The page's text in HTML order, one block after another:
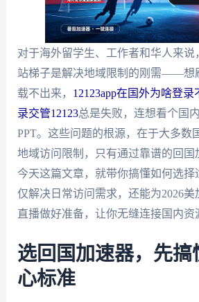
对于海外留学生、工作者和华人来说
站梯子是解决地域限制的刚需——想
载不出来， 12123app在国外为啥登录
录交管12123总是失败，连想看个国
PPT。这些问题的根源，在于大多数
地域访问限制，只有通过靠谱的回国
今天这篇文章，就带你搞懂如何选择
仅解决日常访问需求，还能为2026
直播做好准备，让你无缝连接国内资
选回国加速器，先搞
心标准